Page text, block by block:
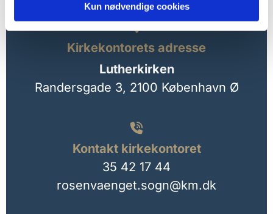
Kun nødvendige cookies
Kirkekontorets adresse
Lutherkirken
Randersgade 3, 2100 København Ø

Kontakt kirkekontoret
35 42 17 44
rosenvaenget.sogn@km.dk